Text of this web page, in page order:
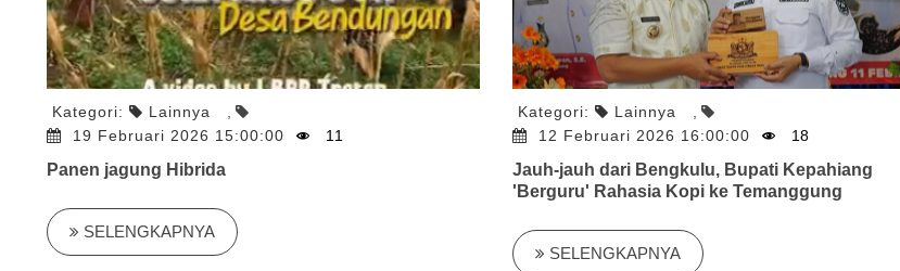
Kategori: Lainnya
19 Februari 2026 15:00:00
11
Panen jagung Hibrida
SELENGKAPNYA
Kategori: Lainnya
,
12 Februari 2026 16:00:00
18
Jauh-jauh dari Bengkulu, Bupati Kepahiang
'Berguru' Rahasia Kopi ke Temanggung
SELENGKAPNYA